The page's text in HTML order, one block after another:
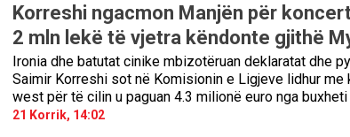
Korreshi ngacmon Manjën për
2 mln lekë të vjetra këndonte gjithë
Ironia dhe batutat cinike mbizotëruan deklaratat dhe
Saimir Korreshi sot në Komisionin e Ligjeve lidhur me
west për të cilin u paguan 4.3 milionë euro nga
21 Korrik, 14:02